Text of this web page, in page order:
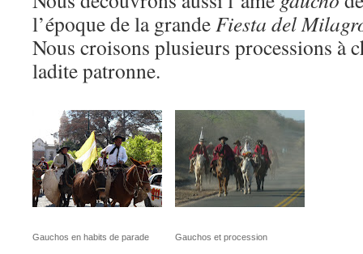
l’époque de la grandeFiesta del
Nous croisons plusieurs processions à
ladite patronne.
Gauchos en habits de parade Gauchos et procession